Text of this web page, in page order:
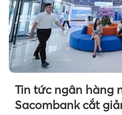
Tin tức ngân hàng
Sacombank cắt